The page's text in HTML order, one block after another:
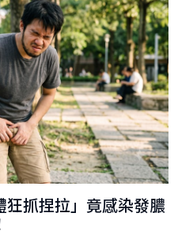
抓捏拉」竟感染發膿